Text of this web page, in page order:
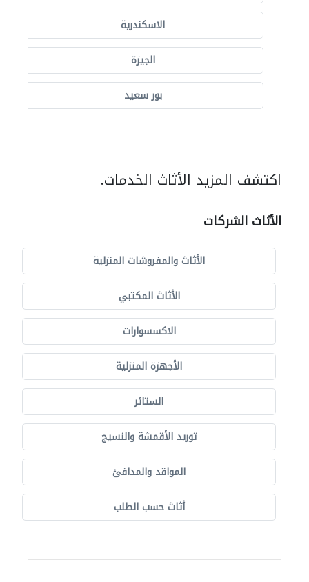
الاسكندرية
الجيزة
بور سعيد
اكتشف المزيد الأثاث الخدمات.
الأثاث الشركات
الأثاث والمفروشات المنزلية
الأثاث المكتبي
الاكسسوارات
الأجهزة المنزلية
الستائر
توريد الأقمشة والنسيج
المواقد والمدافئ
أثاث حسب الطلب